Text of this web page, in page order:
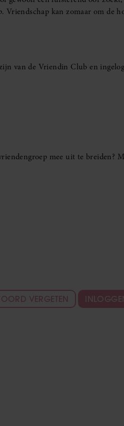
Vriendschap kan zomaar om de
van de Vriendin Club en
mee uit te breiden?
VERGETEN